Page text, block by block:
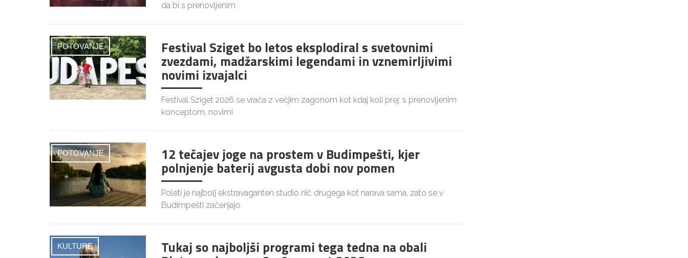
da bi s prenovljenim
POTOVANJE Festival Sziget bo letos eksplodiral s svetovnimi
zvezdami, madžarskimi legendami in vznemirljivimi
novimi izvajalci
Festival Sziget 2026 se vrača z večjim zagonom kot kdaj koli prej: s prenovljenim
konceptom, novimi
POTOVANJE 12 tečajev joge na prostem v Budimpešti, kjer
polnjenje baterij avgusta dobi nov pomen
Poleti je najbolj ekstravaganten studio nič drugega kot narava sama, zato se v
Budimpešti začenjajo
KULTURE Tukaj so najboljši programi tega tedna na obali